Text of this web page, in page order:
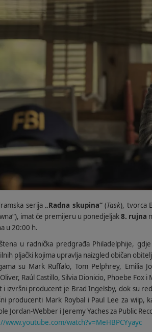
serija„Radna skupina“(Task), tvorca
imat će premijeru u ponedjeljak8. rujna
u 20:00 h.
u radnička predgrađa Philadelphije,
pljački kojima upravlja naizgled običan
su Mark Ruffalo, Tom Pelphrey, Emilia
Raúl Castillo, Silvia Dionicio, Phoebe Fox
i izvršni producent je Brad Ingelsby, dok su
producenti Mark Roybal i Paul Lee za wiip,
Jordan-Webber i Jeremy Yaches za Public
www.youtube.com/watch?v=MeHBPCYyayc